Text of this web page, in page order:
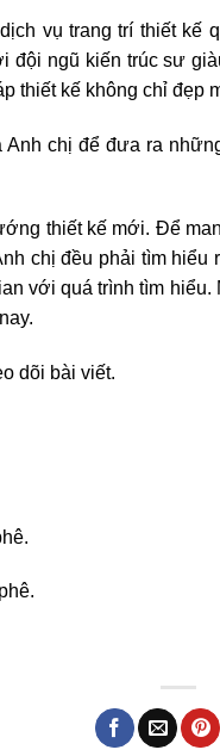
vụ trang trí thiết kế
đội ngũ kiến trúc sư
thiết kế không chỉ đẹp
Anh chị để đưa ra
thiết kế mới. Để
chị đều phải tìm
với quá trình tìm
dõi bài viết.